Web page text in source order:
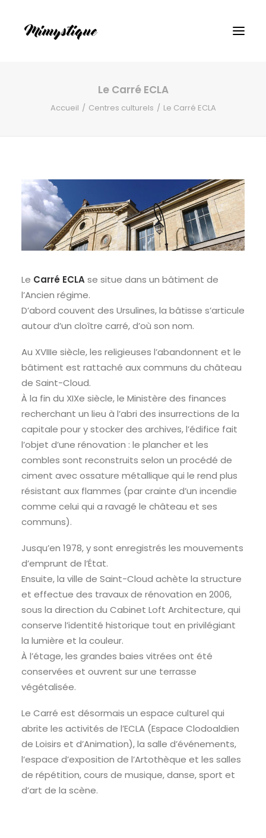
Le Carré ECLA
Accueil Centres culturels Le Carré ECLA
Le Carré ECLAse situe dans un bâtiment de
l’Ancien régime.
D’abord couvent des Ursulines, la bâtisse s’articule
autour d’un cloître carré, d’où son nom.
Au XVIIIe siècle, les religieuses l’abandonnent et le
bâtiment est rattaché aux communs du château
de Saint-Cloud.
À la fin du XIXe siècle, le Ministère des finances
recherchant un lieu à l’abri des insurrections de la
capitale pour y stocker des archives, l’édifice fait
l’objet d’une rénovation : le plancher et les
combles sont reconstruits selon un procédé de
ciment avec ossature métallique qui le rend plus
résistant aux flammes (par crainte d’un incendie
comme celui qui a ravagé le château et ses
communs).
Jusqu’en 1978, y sont enregistrés les mouvements
d’emprunt de l’État.
Ensuite, la ville de Saint-Cloud achète la structure
et effectue des travaux de rénovation en 2006,
sous la direction du Cabinet Loft Architecture, qui
conserve l’identité historique tout en privilégiant
la lumière et la couleur.
À l’étage, les grandes baies vitrées ont été
conservées et ouvrent sur une terrasse
végétalisée.
Le Carré est désormais un espace culturel qui
abrite les activités de l’ECLA (Espace Clodoaldien
de Loisirs et d’Animation), la salle d’événements,
l’espace d’exposition de l’Artothèque et les salles
de répétition, cours de musique, danse, sport et
d’art de la scène.